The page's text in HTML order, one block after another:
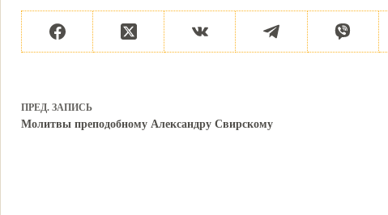
ПРЕД. ЗАПИСЬ
Молитвы преподобному Александру Свирскому